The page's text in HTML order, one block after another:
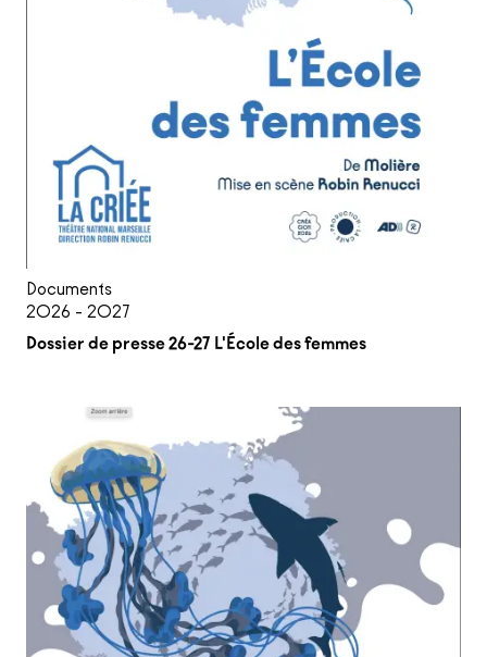
Documents
2026 - 2027
Dossier de presse 26-27 L'École des femmes